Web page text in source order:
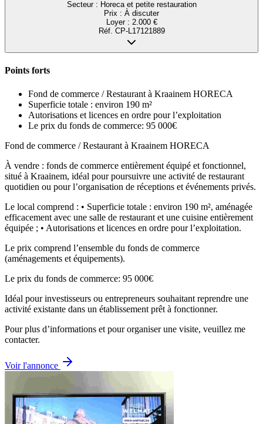
Secteur : Horeca et petite restauration
Prix : À discuter
Loyer : 2.000 €
Réf. CP-L17121889
Points forts
Fond de commerce / Restaurant à Kraainem HORECA
Superficie totale : environ 190 m²
Autorisations et licences en ordre pour l’exploitation
Le prix du fonds de commerce: 95 000€
Fond de commerce / Restaurant à Kraainem HORECA
À vendre : fonds de commerce entièrement équipé et fonctionnel,
situé à Kraainem, idéal pour poursuivre une activité de restaurant
quotidien ou pour l’organisation de réceptions et événements privés.
Le local comprend : • Superficie totale : environ 190 m², aménagée
efficacement avec une salle de restaurant et une cuisine entièrement
équipée ; • Autorisations et licences en ordre pour l’exploitation.
Le prix comprend l’ensemble du fonds de commerce
(aménagements et équipements).
Le prix du fonds de commerce: 95 000€
Idéal pour investisseurs ou entrepreneurs souhaitant reprendre une
activité existante dans un établissement prêt à fonctionner.
Pour plus d’informations et pour organiser une visite, veuillez me
contacter.
Voir l'annonce